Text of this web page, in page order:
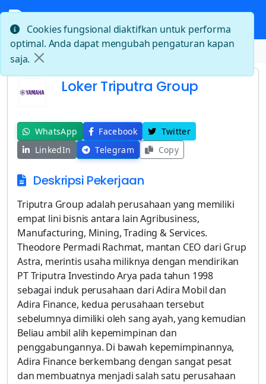
Beranda Loker Triputra Group
Loker Triputra Group
WhatsApp Facebook
Twitter
LinkedIn
Telegram Copy
Deskripsi Pekerjaan
Triputra Group adalah perusahaan yang memiliki
empat lini bisnis antara lain Agribusiness,
Manufacturing, Mining, Trading & Services.
Theodore Permadi Rachmat, mantan CEO dari Grup
Astra, merintis usaha miliknya dengan mendirikan
PT Triputra Investindo Arya pada tahun 1998
sebagai induk perusahaan dari Adira Mobil dan
Adira Finance, kedua perusahaan tersebut
sebelumnya dimiliki oleh sang ayah, yang kemudian
Beliau ambil alih kepemimpinan dan
penggabungannya. Di bawah kepemimpinannya,
Adira Finance berkembang dengan sangat pesat
dan membuatnya menjadi salah satu perusahaan
Cookies fungsional diaktifkan untuk performa
optimal. Anda dapat mengubah pengaturan kapan
saja.